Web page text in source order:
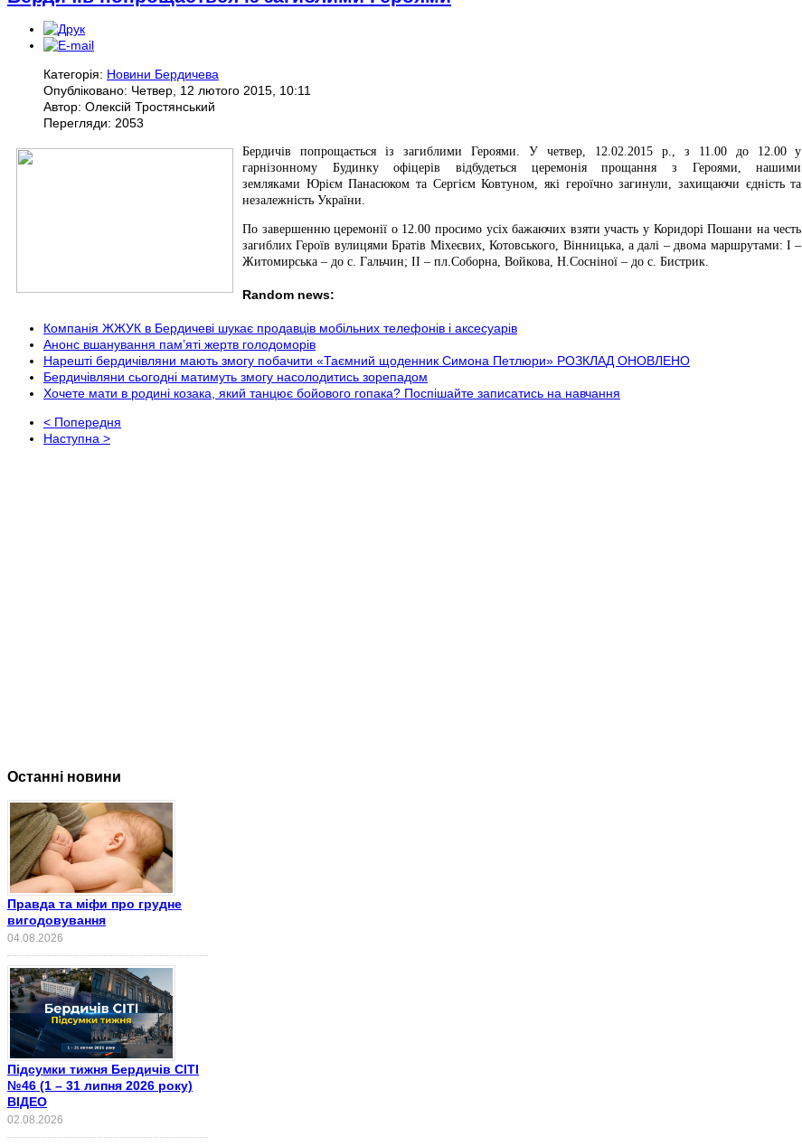
Категорія: Новини Бердичева
Опубліковано: Четвер, 12 лютого 2015, 10:11
Автор: Олексій Тростянський
Перегляди: 2053
Бердичів попрощається із загиблими Героями. У четвер, 12.02.2015 р., з 11.00 до 12.00 у
гарнізонному Будинку офіцерів відбудеться церемонія прощання з Героями, нашими
земляками Юрієм Панасюком та Сергієм Ковтуном, які героїчно загинули, захищаючи єдність та
незалежність України.
По завершенню церемонії о 12.00 просимо усіх бажаючих взяти участь у Коридорі Пошани на честь
загиблих Героїв вулицями Братів Міхеєвих, Котовського, Вінницька, а далі – двома маршрутами: І –
Житомирська – до с. Гальчин; ІІ – пл.Соборна, Войкова, Н.Сосніної – до с. Бистрик.
Random news:
Компанія ЖЖУК в Бердичеві шукає продавців мобільних телефонів і аксесуарів
Анонс вшанування пам’яті жертв голодоморів
Нарешті бердичівляни мають змогу побачити «Таємний щоденник Симона Петлюри» РОЗКЛАД ОНОВЛЕНО
Бердичівляни сьогодні матимуть змогу насолодитись зорепадом
Хочете мати в родині козака, який танцює бойового гопака? Поспішайте записатись на навчання
< Попередня
Наступна >
Останні новини
Правда та міфи про грудне
вигодовування
04.08.2026
Підсумки тижня Бердичів СІТІ
№46 (1 – 31 липня 2026 року)
ВІДЕО
02.08.2026